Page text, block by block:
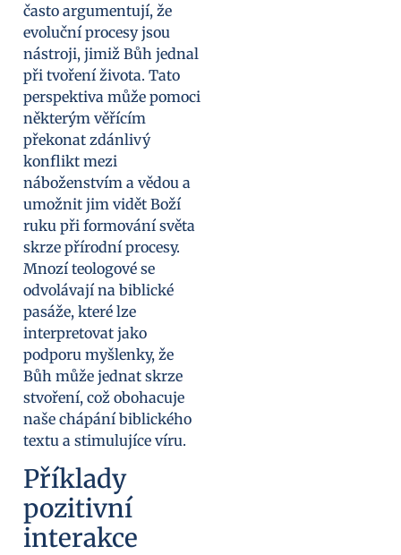
často argumentují, že
evoluční procesy jsou
nástroji, jimiž Bůh jednal
při tvoření života. Tato
perspektiva může pomoci
některým věřícím
překonat zdánlivý
konflikt mezi
náboženstvím a vědou a
umožnit jim vidět Boží
ruku při formování světa
skrze přírodní procesy.
Mnozí teologové se
odvolávají na biblické
pasáže, které lze
interpretovat jako
podporu myšlenky, že
Bůh může jednat skrze
stvoření, což obohacuje
naše chápání biblického
textu a stimulujíce víru.
Příklady
pozitivní
interakce